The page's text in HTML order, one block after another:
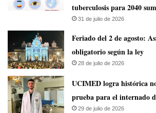
tuberculosis para 2040
31 de julio de 2026
Feriado del 2 de agosto:
obligatorio según la ley
28 de julio de 2026
UCIMED logra histórica
prueba para el internado
29 de julio de 2026